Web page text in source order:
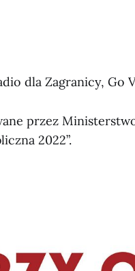
dla Zagranicy, Go
przez
2022”.